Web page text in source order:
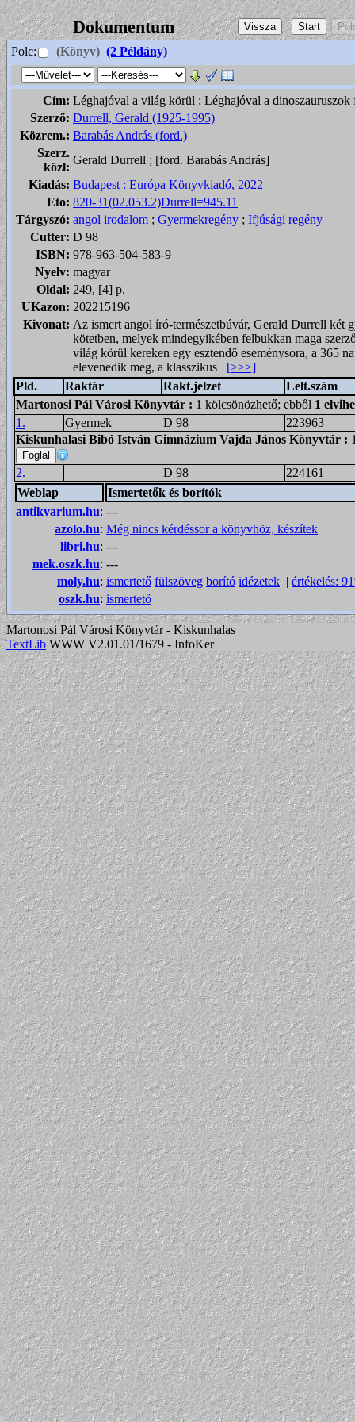
Dokumentum
Polc: (Könyv) (2 Példány)
Cím: Léghajóval a világ körül ; Léghajóval a dinoszauruszok
Szerző: Durrell, Gerald (1925-1995)
Közrem.: Barabás András (ford.)
Szerz.
közl:
Gerald Durrell ; [ford. Barabás András]
Kiadás: Budapest : Európa Könyvkiadó, 2022
Eto: 820-31(02.053.2)Durrell=945.11
Tárgyszó: angol irodalom ; Gyermekregény ; Ifjúsági regény
Cutter: D 98
ISBN: 978-963-504-583-9
Nyelv: magyar
Oldal: 249, [4] p.
UKazon: 202215196
Kivonat: Az ismert angol író-természetbúvár, Gerald Durrell két
kötetben, melyek mindegyikében felbukkan maga
világ körül kereken egy esztendő eseménysora, a 365
elevenedik meg, a klasszikus [>>>]
Pld.
Raktár Rakt.jelzet
Lelt.szám
Martonosi Pál Városi Könyvtár : 1 kölcsönözhető; ebből 1
1.
Gyermek D 98
223963
Kiskunhalasi Bibó István Gimnázium Vajda János Könyvtár :
2. D 98
224161
Weblap
Ismertetők és borítók
antikvarium.hu: ---
azolo.hu: Még nincs kérdéssor a könyvhöz, készítek
libri.hu: ---
mek.oszk.hu: ---
moly.hu: ismertető fülszöveg borító idézetek | értékelés:
oszk.hu: ismertető
Martonosi Pál Városi Könyvtár - Kiskunhalas
TextLib WWW V2.01.01/1679 - InfoKer